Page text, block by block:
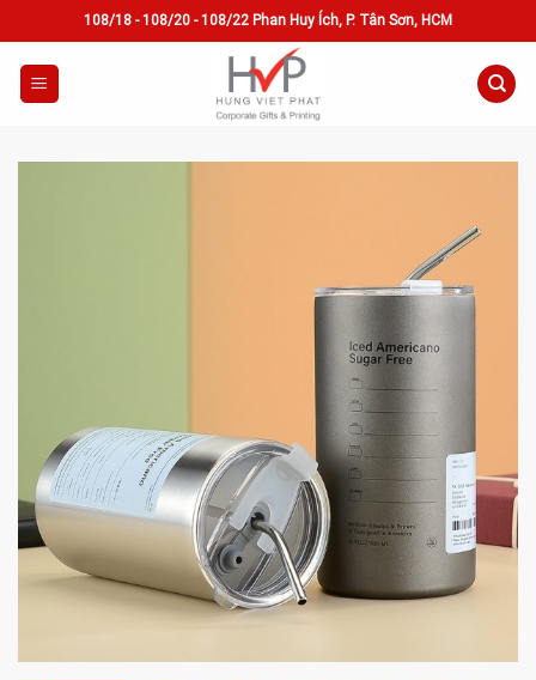
to
content
108/18 - 108/20 - 108/22 Phan Huy Ích, P. Tân Sơn, HCM